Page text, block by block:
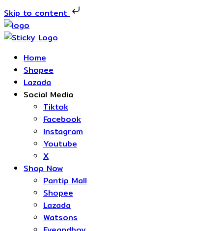
Skip to content
Home
Shopee
Lazada
Social Media
Tiktok
Facebook
Instagram
Youtube
X
Shop Now
Pantip Mall
Shopee
Lazada
Watsons